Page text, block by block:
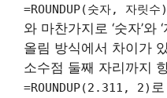
=ROUNDUP(숫자, 자릿수)
와 마찬가지로 ‘숫자’와
올림 방식에서 차이가
소수점 둘째 자리까지
=ROUNDUP(2.311, 2)